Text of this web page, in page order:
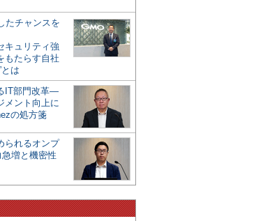
たチャンスを
キュリティ強
もたらす自社
とは
IT部門改革―
メント向上に
の処方箋
られるオンプ
増と機密性